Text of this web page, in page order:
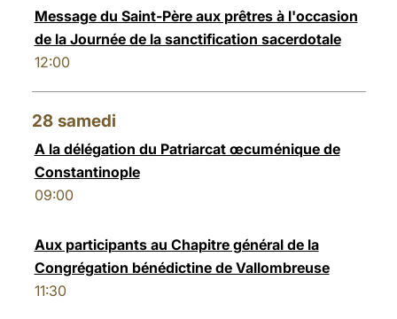
Message du Saint-Père aux prêtres à l'occasion
de la Journée de la sanctification sacerdotale
12:00
28 samedi
A la délégation du Patriarcat œcuménique de
Constantinople
09:00
Aux participants au Chapitre général de la
Congrégation bénédictine de Vallombreuse
11:30